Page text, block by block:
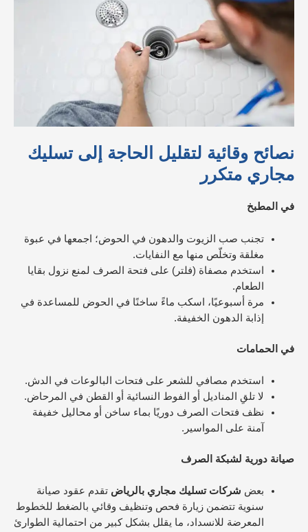
نصائح وقائية لتقليل الحاجة إلى تسليك
مجاري متكرر
في المطبخ
تجنب صب الزيوت والدهون في الحوض؛ اجمعها في عبوة
مغلقة وتخلّص منها مع النفايات.
استخدم مصفاة (فلتر) على فتحة الصرف لمنع نزول بقايا
الطعام.
مرة أسبوعيًا، اسكب ماءً ساخنًا في الحوض للمساعدة في
إذابة الدهون الخفيفة.​
في الحمامات
استخدم مصافي للشعر على فتحات البالوعات في الدش.
لا تلقِ المناديل أو الفوط النسائية أو القطن في المرحاض.
نظف فتحات الصرف دوريًا بماء ساخن أو محاليل خفيفة
آمنة على المواسير.​
صيانة دورية لشبكة الصرف
بعض شركات تسليك مجاري بالرياض تقدم عقود صيانة
سنوية تتضمن زيارة فحص وتنظيف وقائي بالضغط للخطوط
المعرضة للانسداد، ما يقلل بشكل كبير من احتمالية الطوارئ